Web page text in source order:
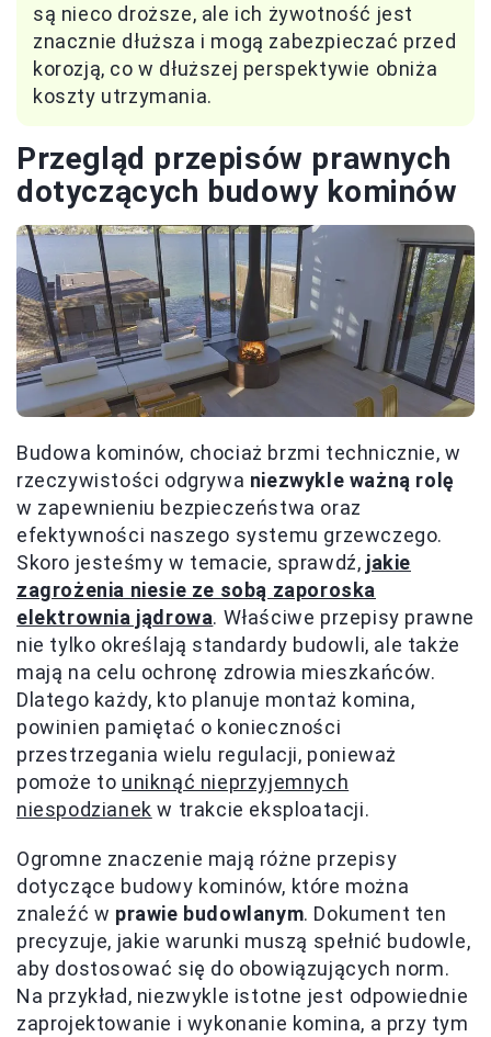
są nieco droższe, ale ich żywotność jest
znacznie dłuższa i mogą zabezpieczać przed
korozją, co w dłuższej perspektywie obniża
koszty utrzymania.
Przegląd przepisów prawnych
dotyczących budowy kominów
Budowa kominów, chociaż brzmi technicznie, w
rzeczywistości odgrywa niezwykle ważną rolę
w zapewnieniu bezpieczeństwa oraz
efektywności naszego systemu grzewczego.
Skoro jesteśmy w temacie, sprawdź, jakie
zagrożenia niesie ze sobą zaporoska
elektrownia jądrowa. Właściwe przepisy prawne
nie tylko określają standardy budowli, ale także
mają na celu ochronę zdrowia mieszkańców.
Dlatego każdy, kto planuje montaż komina,
powinien pamiętać o konieczności
przestrzegania wielu regulacji, ponieważ
pomoże to uniknąć nieprzyjemnych
niespodzianek w trakcie eksploatacji.
Ogromne znaczenie mają różne przepisy
dotyczące budowy kominów, które można
znaleźć w prawie budowlanym. Dokument ten
precyzuje, jakie warunki muszą spełnić budowle,
aby dostosować się do obowiązujących norm.
Na przykład, niezwykle istotne jest odpowiednie
zaprojektowanie i wykonanie komina, a przy tym